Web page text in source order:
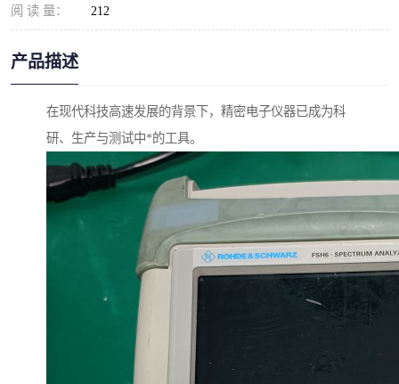
阅 读 量： 212
产品描述
在现代科技高速发展的背景下，精密电子仪器已成为科
研、生产与测试中*的工具。